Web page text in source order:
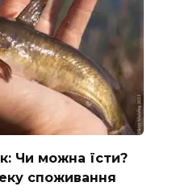
Чи можна їсти?
споживання